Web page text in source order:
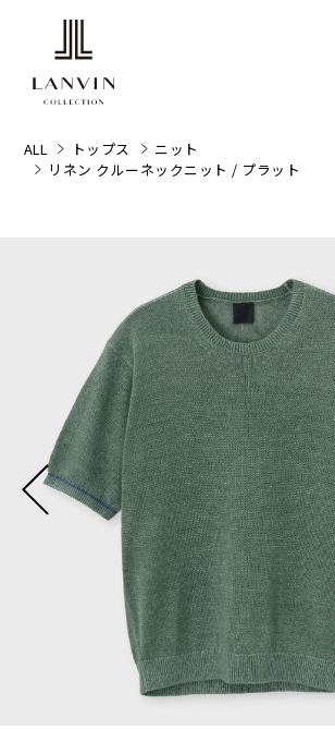
ALL トップス
ニット
リネン クルーネックニット / プラット